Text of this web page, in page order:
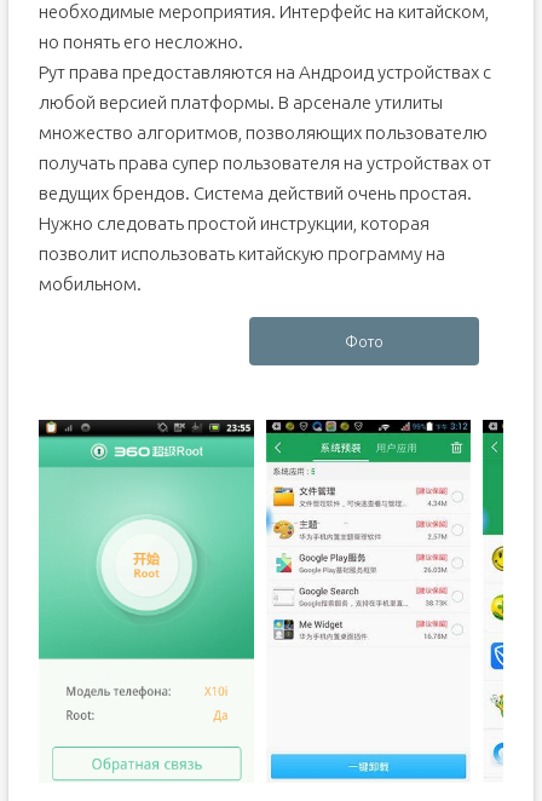
необходимые мероприятия. Интерфейс на китайском,
но понять его несложно.
Рут права предоставляются на Андроид устройствах с
любой версией платформы. В арсенале утилиты
множество алгоритмов, позволяющих пользователю
получать права супер пользователя на устройствах от
ведущих брендов. Система действий очень простая.
Нужно следовать простой инструкции, которая
позволит использовать китайскую программу на
мобильном.
Фото